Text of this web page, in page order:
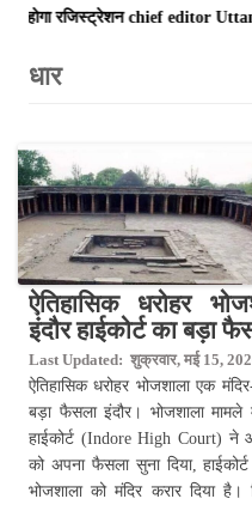
chief editor Uttam
ऐतिहासिक धरोहर
इंदौर हाईकोर्ट का बड़ा
Last Updated: शुक्रवार, मई 15,
ऐतिहासिक धरोहर भोजशाला एक
बड़ा फैसला इंदौर। भोजशाला मामले
हाईकोर्ट (Indore High Court)
को अपना फैसला सुना दिया,
भोजशाला को मंदिर करार दिया